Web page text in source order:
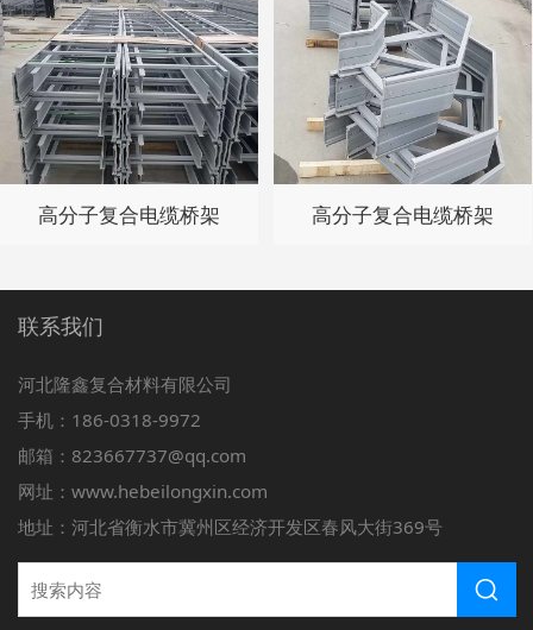
高分子复合电缆桥架 高分子复合电缆桥架
联系我们
河北隆鑫复合材料有限公司
手机：186-0318-9972
邮箱：823667737@qq.com
网址：www.hebeilongxin.com
地址：河北省衡水市冀州区经济开发区春风大街369号